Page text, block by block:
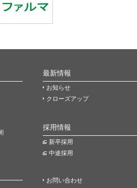
最新情報
お知らせ
クローズアップ
採用情報
新卒採用
中途採用
お問い合わせ